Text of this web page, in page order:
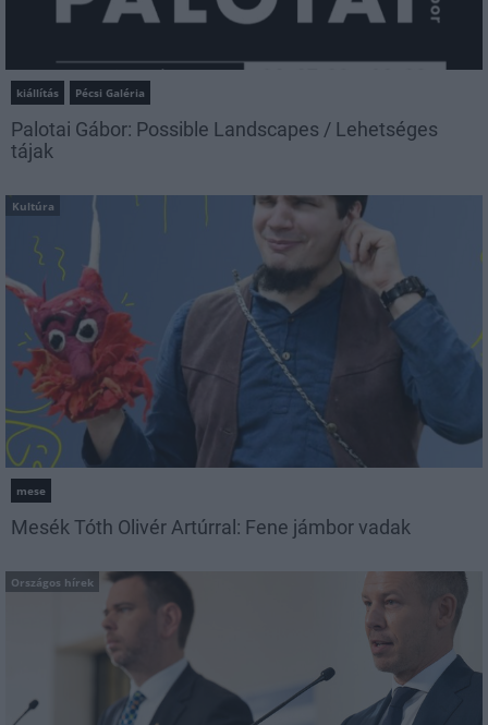
kiállítás Pécsi Galéria
Palotai Gábor: Possible Landscapes / Lehetséges
tájak
Kultúra
mese
Mesék Tóth Olivér Artúrral: Fene jámbor vadak
Országos hírek